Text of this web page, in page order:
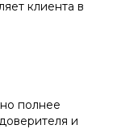
клиента в
полнее
и